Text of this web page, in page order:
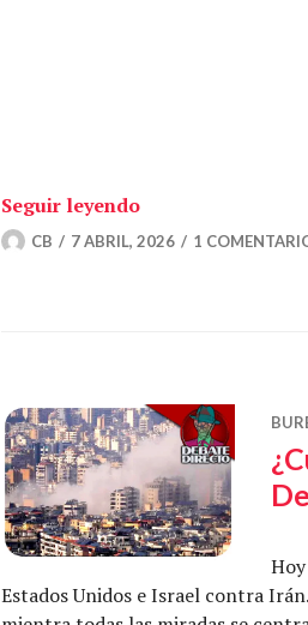
Seguir leyendo«La factura del
CB 7 ABRIL, 2026 1
Estados Unidos e Israel contra